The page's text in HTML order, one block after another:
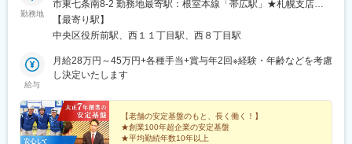
勤務地
市東七条南8-2 勤務地最寄駅：根室本線「帯広駅」★札幌支店：
北海道札幌市中央区南2条西10-5-3 PPCビル6F勤務地最寄駅：
地下鉄東西線「西11丁目駅」より徒歩3分受動喫煙対策：敷地内
【最寄り駅】
中央区役所前駅、西１１丁目駅、西８丁目駅
給与
月給28万円～45万円+各種手当+賞与年2回※経験・年齢などを考慮
し決定いたします
【老舗の安定基盤のもと、長く働く！】
★創業100年超企業の安定基盤
★平均勤続年数10年以上